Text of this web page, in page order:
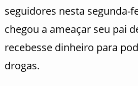
seguidores nesta segunda-
chegou a ameaçar seu pai
recebesse dinheiro para
drogas.